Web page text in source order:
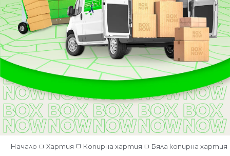
Начало Хартия Копирна хартия Бяла копирна хартия